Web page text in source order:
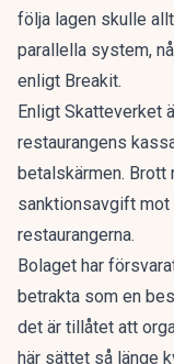
följa lagen skulle
parallella system,
enligt Breakit.
Enligt Skatteverket
restaurangens
betalskärmen. Brott
sanktionsavgift
restaurangerna.
Bolaget har
betrakta som en
det är tillåtet att
här sättet så länge